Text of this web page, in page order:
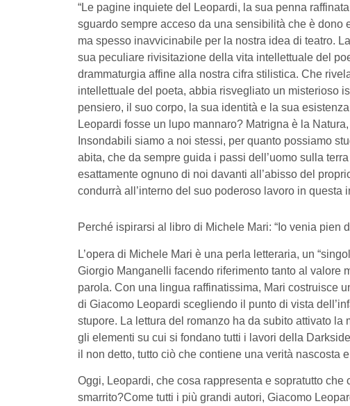
“Le pagine inquiete del Leopardi, la sua penna
sguardo sempre acceso da una sensibilità che è
ma spesso inavvicinabile per la nostra idea di teatro.
sua peculiare rivisitazione della vita intellettuale del
drammaturgia affine alla nostra cifra stilistica. Che
intellettuale del poeta, abbia risvegliato un misterioso
pensiero, il suo corpo, la sua identità e la sua
Leopardi fosse un lupo mannaro? Matrigna è la
Insondabili siamo a noi stessi, per quanto possiamo
abita, che da sempre guida i passi dell’uomo sulla
esattamente ognuno di noi davanti all’abisso del
condurrà all’interno del suo poderoso lavoro in questa
Perché ispirarsi al libro di Michele Mari: “Io venia pien
L’opera di Michele Mari è una perla letteraria, un
Giorgio Manganelli facendo riferimento tanto al valore
parola. Con una lingua raffinatissima, Mari costruisce
di Giacomo Leopardi scegliendo il punto di vista
stupore. La lettura del romanzo ha da subito attivato
gli elementi su cui si fondano tutti i lavori della
il non detto, tutto ciò che contiene una verità nascosta
Oggi, Leopardi, che cosa rappresenta e sopratutto
smarrito?Come tutti i più grandi autori, Giacomo